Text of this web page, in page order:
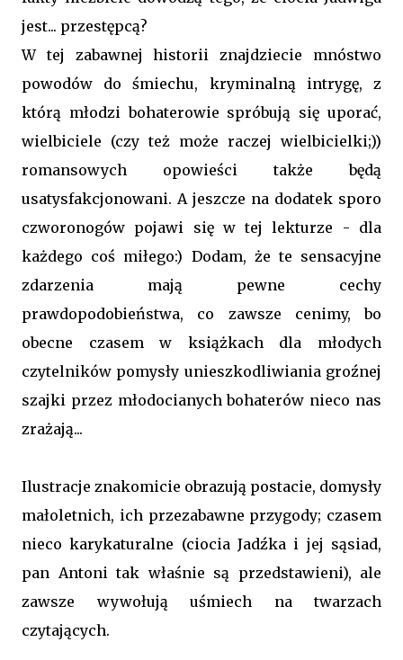
jest... przestępcą?
W tej zabawnej historii znajdziecie mnóstwo
powodów do śmiechu, kryminalną intrygę, z
którą młodzi bohaterowie spróbują się uporać,
wielbiciele (czy też może raczej wielbicielki;))
romansowych opowieści także będą
usatysfakcjonowani. A jeszcze na dodatek sporo
czworonogów pojawi się w tej lekturze - dla
każdego coś miłego:) Dodam, że te sensacyjne
zdarzenia mają pewne cechy
prawdopodobieństwa, co zawsze cenimy, bo
obecne czasem w książkach dla młodych
czytelników pomysły unieszkodliwiania groźnej
szajki przez młodocianych bohaterów nieco nas
zrażają...
Ilustracje znakomicie obrazują postacie, domysły
małoletnich, ich przezabawne przygody; czasem
nieco karykaturalne (ciocia Jadźka i jej sąsiad,
pan Antoni tak właśnie są przedstawieni), ale
zawsze wywołują uśmiech na twarzach
czytających.